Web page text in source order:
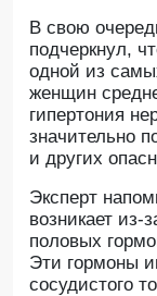
В свою
подчеркнул,
одной из
женщин
гипертония
значительно
и других
Эксперт
возникает из-
половых
Эти гормоны
сосудистого